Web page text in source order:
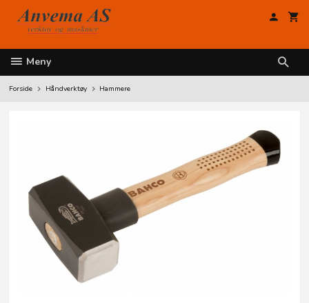
innholdet
Meny
Forside Håndverktøy Hammere